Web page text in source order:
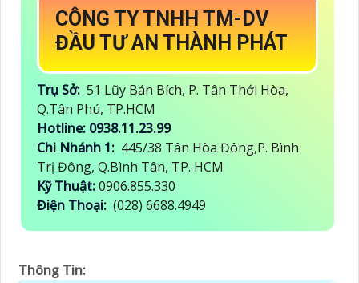
CÔNG TY TNHH TM-DV
ĐẦU TƯ AN THÀNH PHÁT
Trụ Sở: 51 Lũy Bán Bích, P. Tân Thới Hòa,
Q.Tân Phú, TP.HCM
Hotline: 0938.11.23.99
Chi Nhánh 1: 445/38 Tân Hòa Đông,P. Bình
Trị Đông, Q.Bình Tân, TP. HCM
Kỹ Thuật:0906.855.330
Điện Thoại: (028) 6688.4949
Thông Tin: